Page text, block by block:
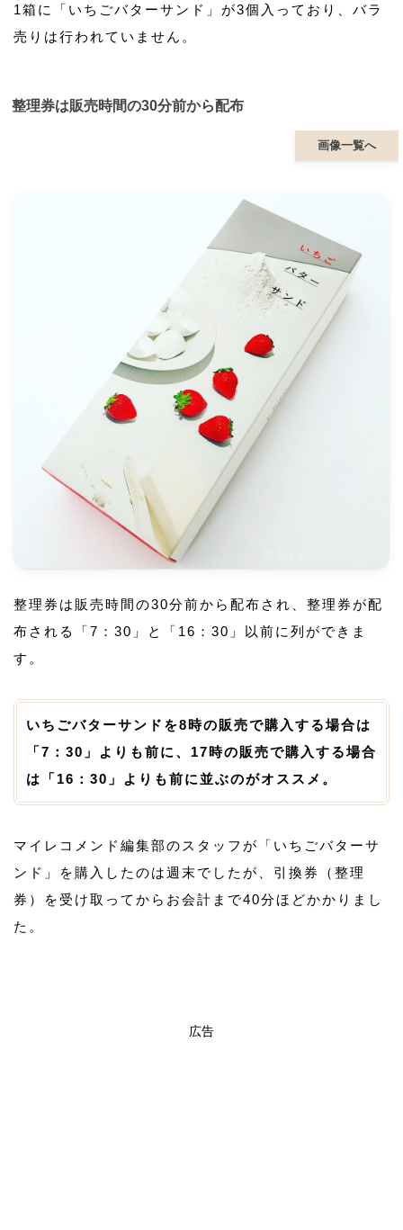
1箱に「いちごバターサンド」が3個入っており、バラ
売りは行われていません。
整理券は販売時間の30分前から配布
画像一覧へ
整理券は販売時間の30分前から配布され、整理券が配
布される「7：30」と「16：30」以前に列ができま
す。
いちごバターサンドを8時の販売で購入する場合は
「7：30」よりも前に、17時の販売で購入する場合
は「16：30」よりも前に並ぶのがオススメ。
マイレコメンド編集部のスタッフが「いちごバターサ
ンド」を購入したのは週末でしたが、引換券（整理
券）を受け取ってからお会計まで40分ほどかかりまし
た。
広告